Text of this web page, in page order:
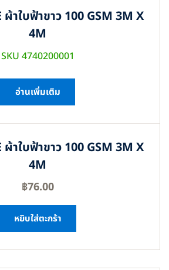
ผ้าใบฟ้าขาว 100 GSM 3M X
4M
SKU 4740200001
อ่านเพิ่มเติม
ผ้าใบฟ้าขาว 100 GSM 3M X
4M
฿76.00
หยิบใส่ตะกร้า